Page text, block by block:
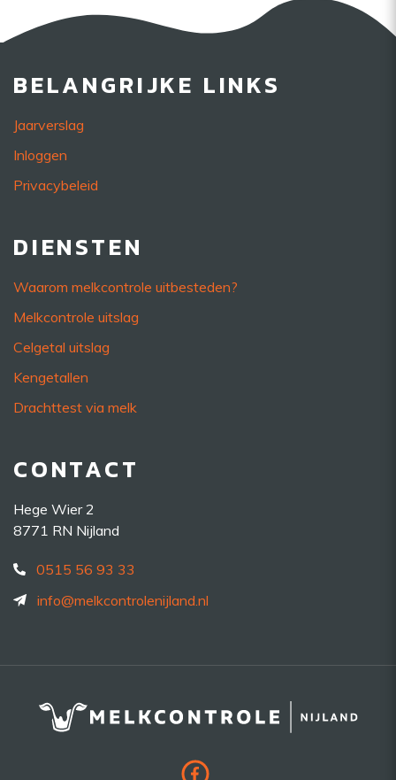
BELANGRIJKE LINKS
Jaarverslag
Inloggen
Privacybeleid
DIENSTEN
Waarom melkcontrole uitbesteden?
Melkcontrole uitslag
Celgetal uitslag
Kengetallen
Drachttest via melk
CONTACT
Hege Wier 2
8771 RN Nijland
0515 56 93 33
info@melkcontrolenijland.nl